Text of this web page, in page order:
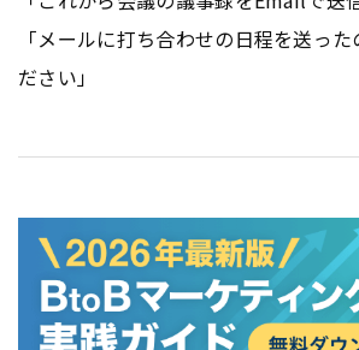
「メールに打ち合わせの日程を送っ
ださい」